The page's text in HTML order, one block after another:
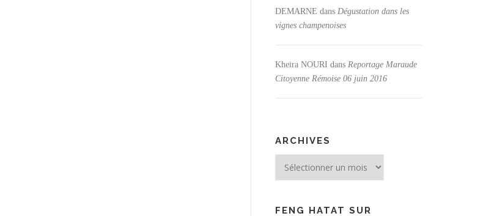
DEMARNE dans Dégustation dans les
vignes champenoises
Kheira NOURI dans Reportage Maraude
Citoyenne Rémoise 06 juin 2016
ARCHIVES
FENG HATAT SUR